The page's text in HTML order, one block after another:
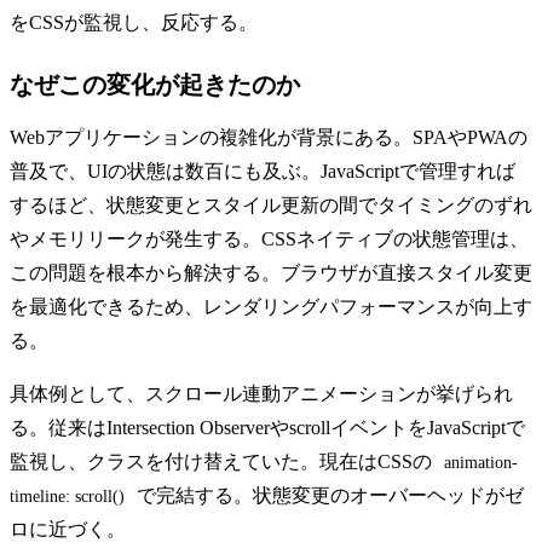
をCSSが監視し、反応する。
なぜこの変化が起きたのか
Webアプリケーションの複雑化が背景にある。SPAやPWAの
普及で、UIの状態は数百にも及ぶ。JavaScriptで管理すれば
するほど、状態変更とスタイル更新の間でタイミングのずれ
やメモリリークが発生する。CSSネイティブの状態管理は、
この問題を根本から解決する。ブラウザが直接スタイル変更
を最適化できるため、レンダリングパフォーマンスが向上す
る。
具体例として、スクロール連動アニメーションが挙げられ
る。従来はIntersection ObserverやscrollイベントをJavaScriptで
監視し、クラスを付け替えていた。現在はCSSの
animation-
timeline: scroll()
で完結する。状態変更のオーバーヘッドがゼ
ロに近づく。